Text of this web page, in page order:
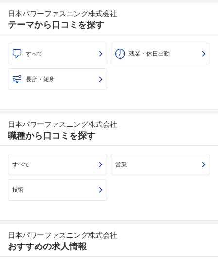
日本パワーファスニング株式会社
テーマから口コミを探す
すべて 残業・休日出勤
長所・短所
日本パワーファスニング株式会社
職種から口コミを探す
すべて 営業
技術
日本パワーファスニング株式会社
おすすめの求人情報